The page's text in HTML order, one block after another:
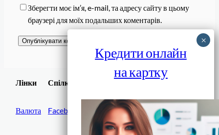
Зберегти моє ім’я, e-mail, та адресу сайту в цьому
браузері для моїх подальших коментарів.
Лінки
Валюта
Спілки
Facebook
Завантажити
Кредити онлайн
на картку